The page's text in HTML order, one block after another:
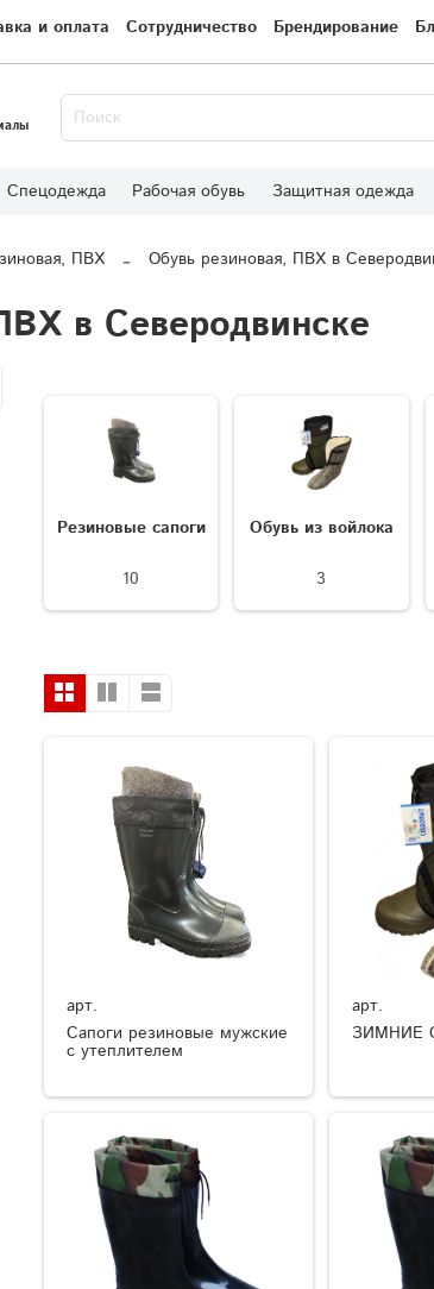
и оплата Сотрудничество Брендирование
Спецодежда Рабочая обувь Защитная одежда
ПВХ Обувь резиновая, ПВХ в
в Северодвинске
Резиновые сапоги
10
Обувь из войлока
3
арт.
Сапоги резиновые мужские
с утеплителем
арт.
ЗИМНИЕ